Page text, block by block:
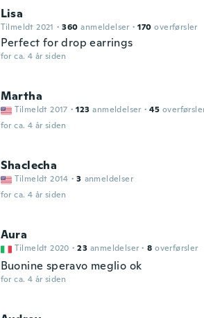
Lisa
Tilmeldt 2021 · 360 anmeldelser · 170 overførsler
Perfect for drop earrings
for ca. 4 år siden
Martha
Tilmeldt 2017 · 123 anmeldelser · 45
for ca. 4 år siden
Shaclecha
Tilmeldt 2014 · 3 anmeldelser
for ca. 4 år siden
Aura
Tilmeldt 2020 · 23 anmeldelser · 8 overførsler
Buonine speravo meglio ok
for ca. 4 år siden